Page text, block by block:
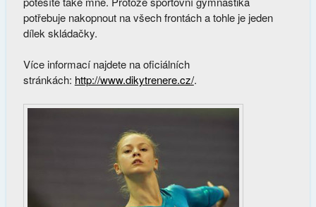
potřebuje nakopnout na všech frontách a tohle je jeden
dílek skládačky.
Více informací najdete na oficiálních
stránkách: http://www.dikytrenere.cz/.